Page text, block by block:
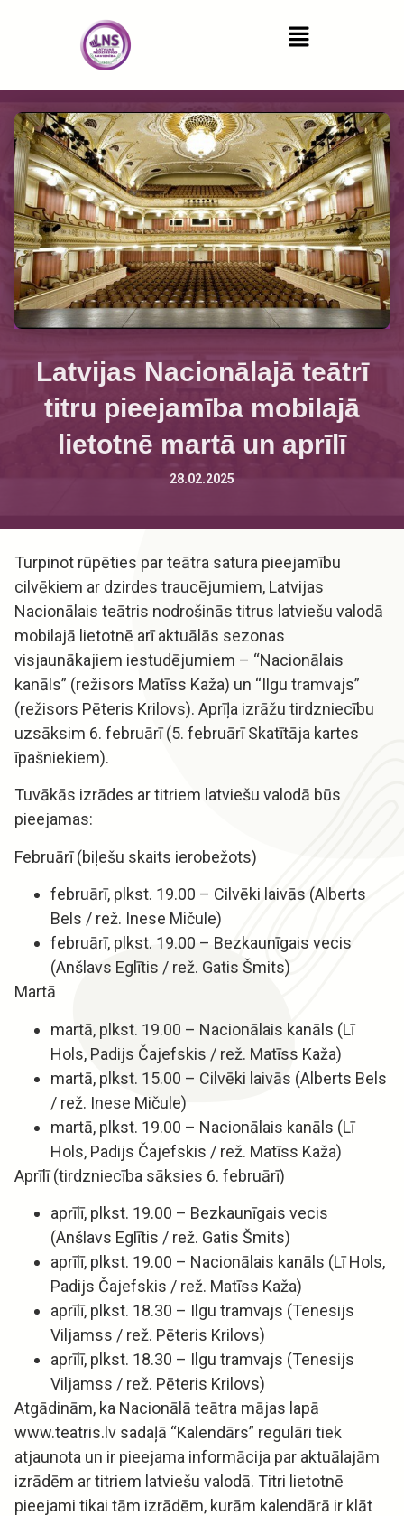
Latvijas Nacionālajā teātrī
titru pieejamība mobilajā
lietotnē martā un aprīlī
28.02.2025
Turpinot rūpēties par teātra satura pieejamību
cilvēkiem ar dzirdes traucējumiem, Latvijas
Nacionālais teātris nodrošinās titrus latviešu valodā
mobilajā lietotnē arī aktuālās sezonas
visjaunākajiem iestudējumiem – “Nacionālais
kanāls” (režisors Matīss Kaža) un “Ilgu tramvajs”
(režisors Pēteris Krilovs). Aprīļa izrāžu tirdzniecību
uzsāksim 6. februārī (5. februārī Skatītāja kartes
īpašniekiem).
Tuvākās izrādes ar titriem latviešu valodā būs
pieejamas:
Februārī (biļešu skaits ierobežots)
februārī, plkst. 19.00 – Cilvēki laivās (Alberts
Bels / rež. Inese Mičule)
februārī, plkst. 19.00 – Bezkaunīgais vecis
(Anšlavs Eglītis / rež. Gatis Šmits)
Martā
martā, plkst. 19.00 – Nacionālais kanāls (Lī
Hols, Padijs Čajefskis / rež. Matīss Kaža)
martā, plkst. 15.00 – Cilvēki laivās (Alberts Bels
/ rež. Inese Mičule)
martā, plkst. 19.00 – Nacionālais kanāls (Lī
Hols, Padijs Čajefskis / rež. Matīss Kaža)
Aprīlī (tirdzniecība sāksies 6. februārī)
aprīlī, plkst. 19.00 – Bezkaunīgais vecis
(Anšlavs Eglītis / rež. Gatis Šmits)
aprīlī, plkst. 19.00 – Nacionālais kanāls (Lī Hols,
Padijs Čajefskis / rež. Matīss Kaža)
aprīlī, plkst. 18.30 – Ilgu tramvajs (Tenesijs
Viljamss / rež. Pēteris Krilovs)
aprīlī, plkst. 18.30 – Ilgu tramvajs (Tenesijs
Viljamss / rež. Pēteris Krilovs)
Atgādinām, ka Nacionālā teātra mājas lapā
www.teatris.lv sadaļā “Kalendārs” regulāri tiek
atjaunota un ir pieejama informācija par aktuālajām
izrādēm ar titriem latviešu valodā. Titri lietotnē
pieejami tikai tām izrādēm, kurām kalendārā ir klāt